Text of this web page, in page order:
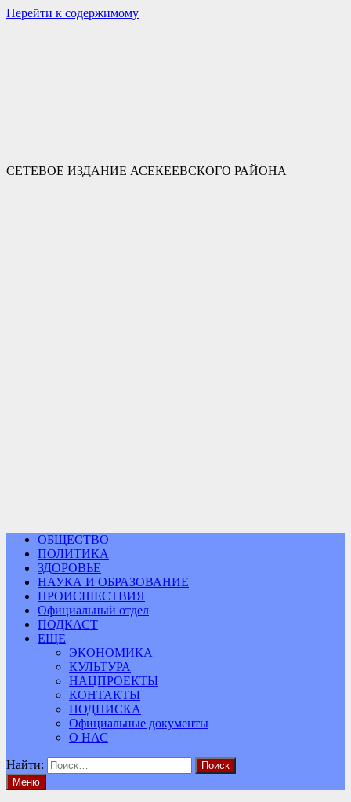
Перейти к содержимому
СЕТЕВОЕ ИЗДАНИЕ АСЕКЕЕВСКОГО РАЙОНА
ОБЩЕСТВО
ПОЛИТИКА
ЗДОРОВЬЕ
НАУКА И ОБРАЗОВАНИЕ
ПРОИСШЕСТВИЯ
Официальный отдел
ПОДКАСТ
ЕЩЕ
ЭКОНОМИКА
КУЛЬТУРА
НАЦПРОЕКТЫ
КОНТАКТЫ
ПОДПИСКА
Официальные документы
О НАС
Найти:
Меню